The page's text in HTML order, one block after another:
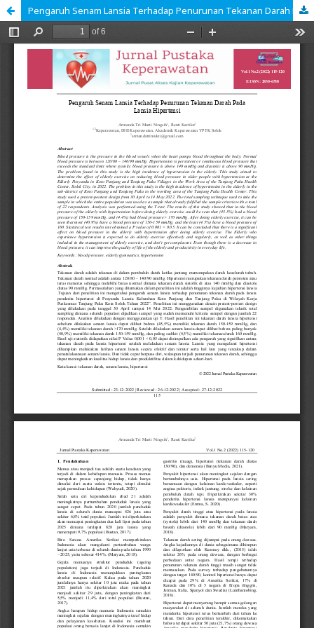
Pengaruh Senam Lansia Terhadap Penurunan Tekanan Darah Pada Lansia Hipertensi